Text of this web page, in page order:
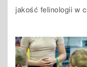
jakość felinologii w